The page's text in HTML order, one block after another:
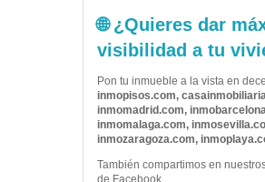
🌐 ¿Quieres dar
visibilidad a tu
Pon tu inmueble a la vista en
inmopisos.com,
inmomadrid.com,
inmomalaga.com,
inmozaragoza.com,
También compartimos en
de Facebook.